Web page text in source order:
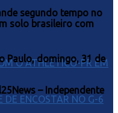
segundo tempo no
solo brasileiro com
Paulo, domingo, 31 de
– Independente